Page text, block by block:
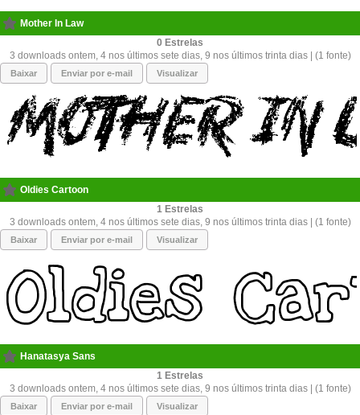
Mother In Law
0
3 downloads ontem, 4 nos últimos sete dias, 9 nos últimos trinta dias | (1 fonte)
Baixar Enviar por e-mail Visualizar
Oldies Cartoon
1
3 downloads ontem, 4 nos últimos sete dias, 9 nos últimos trinta dias | (1 fonte)
Baixar Enviar por e-mail Visualizar
Hanatasya Sans
1
3 downloads ontem, 4 nos últimos sete dias, 9 nos últimos trinta dias | (1 fonte)
Baixar Enviar por e-mail Visualizar